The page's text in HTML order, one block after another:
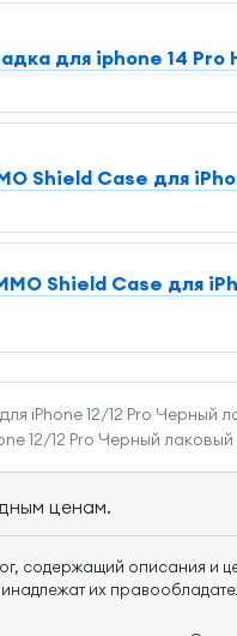
для iphone 14 Pro
Shield Case для
Shield Case для
iPhone 12/12 Pro
12/12 Pro Черный
ценам.
содержащий описания и
их